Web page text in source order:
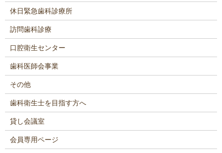
休日緊急歯科診療所
訪問歯科診療
口腔衛生センター
歯科医師会事業
その他
歯科衛生士を目指す方へ
貸し会議室
会員専用ページ